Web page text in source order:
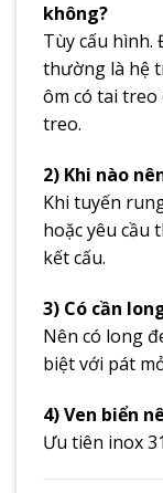
không?
Tùy cấu hình.
thường là hệ
ôm có tai
treo.
2) Khi nào
Khi tuyến
hoặc yêu cầu
kết cấu.
3) Có cần
Nên có long
biệt với pát
4) Ven biển
Ưu tiên inox